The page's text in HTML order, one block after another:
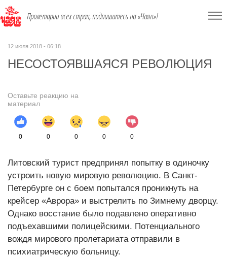
Пролетарии всех стран, подпишитесь на «Чаян»!
12 июля 2018 - 06:18
НЕСОСТОЯВШАЯСЯ РЕВОЛЮЦИЯ
Оставьте реакцию на
материал
0 0 0 0 0
Литовский турист предпринял попытку в одиночку
устроить новую мировую революцию. В Санкт-
Петербурге он с боем попытался проникнуть на
крейсер «Аврора» и выстрелить по Зимнему дворцу.
Однако восстание было подавлено оперативно
подъехавшими полицейскими. Потенциального
вождя мирового пролетариата отправили в
психиатрическую больницу.